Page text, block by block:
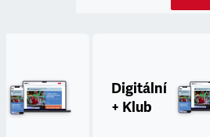
Digitální
+ Klub